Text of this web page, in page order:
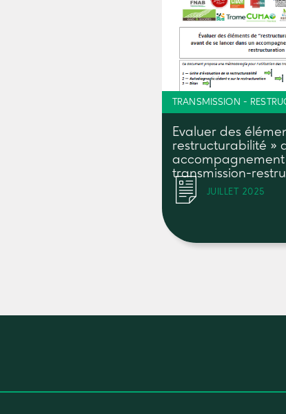
TRANSMISSION -
Evaluer des
restructurabilité »
accompagnement
transmission-
JUILLET 2025